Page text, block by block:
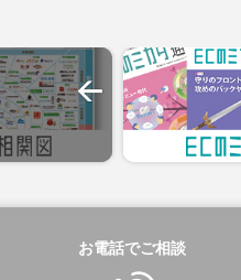
お電話でご相談